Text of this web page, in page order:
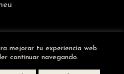
mejorar tu experiencia web.
continuar navegando.
German